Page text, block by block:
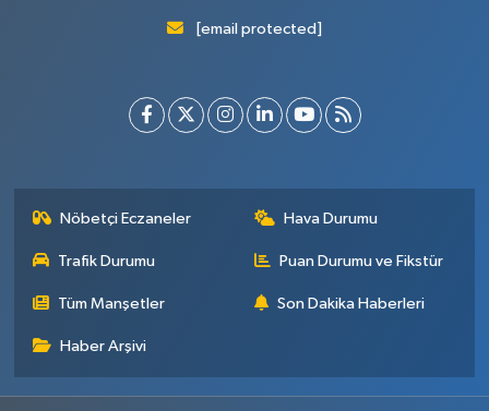
[email protected]
Nöbetçi Eczaneler Hava Durumu
Trafik Durumu Puan Durumu ve Fikstür
Tüm Manşetler Son Dakika Haberleri
Haber Arşivi